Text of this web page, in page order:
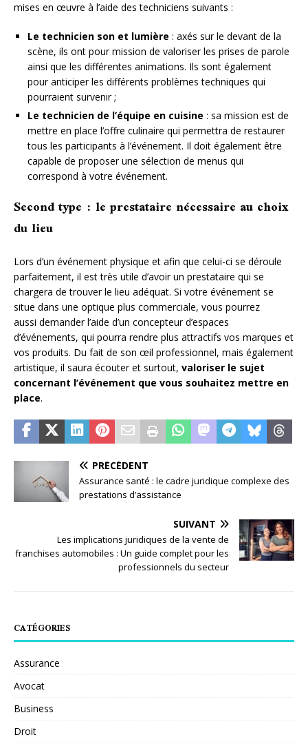
mises en œuvre à l’aide des techniciens suivants :
Le technicien son et lumière : axés sur le devant de la
scène, ils ont pour mission de valoriser les prises de parole
ainsi que les différentes animations. Ils sont également
pour anticiper les différents problèmes techniques qui
pourraient survenir ;
Le technicien de l’équipe en cuisine : sa mission est de
mettre en place l’offre culinaire qui permettra de restaurer
tous les participants à l’événement. Il doit également être
capable de proposer une sélection de menus qui
correspond à votre événement.
Second type : le prestataire nécessaire au choix
du lieu
Lors d’un événement physique et afin que celui-ci se déroule
parfaitement, il est très utile d’avoir un prestataire qui se
chargera de trouver le lieu adéquat. Si votre événement se
situe dans une optique plus commerciale, vous pourrez
aussi demander l’aide d’un concepteur d’espaces
d’événements, qui pourra rendre plus attractifs vos marques et
vos produits. Du fait de son œil professionnel, mais également
artistique, il saura écouter et surtout, valoriser le sujet
concernant l’événement que vous souhaitez mettre en
place.
PRÉCÉDENT
Assurance santé : le cadre juridique complexe des
prestations d’assistance
SUIVANT
Les implications juridiques de la vente de
franchises automobiles : Un guide complet pour les
professionnels du secteur
CATÉGORIES
Assurance
Avocat
Business
Droit